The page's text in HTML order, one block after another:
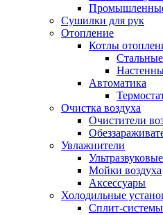
Сушилки для рук
Отопление
Котлы
Автоматика
Очистка воздуха
Очистители
Увлажнители
Мойки воздуха
Аксессуары
Холодильные
Сплит-системы